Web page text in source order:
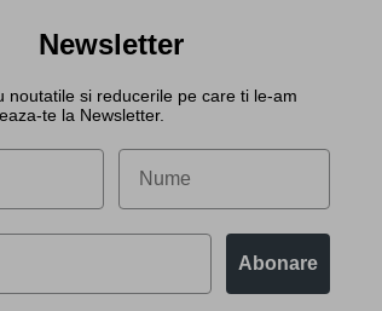
Newsletter
noutatile si reducerile pe care ti le-am
te la Newsletter.
Abonare